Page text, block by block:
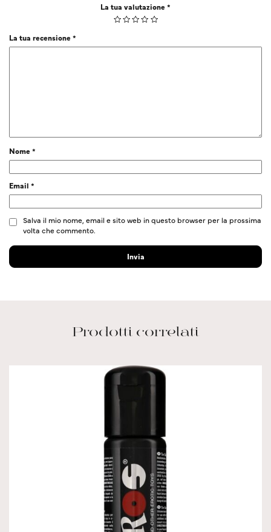
La tua valutazione*
La tua recensione*
Nome*
Email *
Salva il mio nome, email e sito web in questo browser per la prossima
volta che commento.
Prodotti correlati